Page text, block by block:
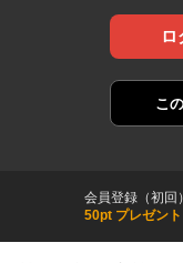
ロ
こ
会員登録（初回
50pt プレゼント